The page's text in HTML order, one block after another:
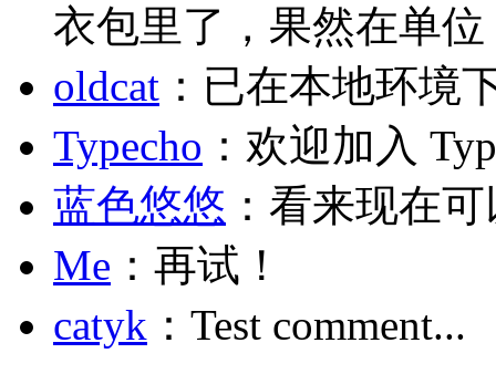
衣包里了，果然在单位
oldcat ：已在本地环境
Typecho ：欢迎加入
蓝色悠悠 ：看来现在
Me ：再试！
catyk ：Test comment...